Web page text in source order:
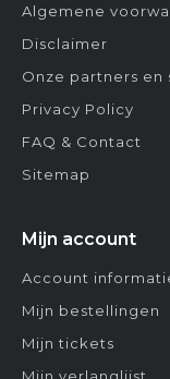
Algemene
Disclaimer
Onze partners en
Privacy Policy
FAQ & Contact
Sitemap
Mijn account
Account
Mijn bestellingen
Mijn tickets